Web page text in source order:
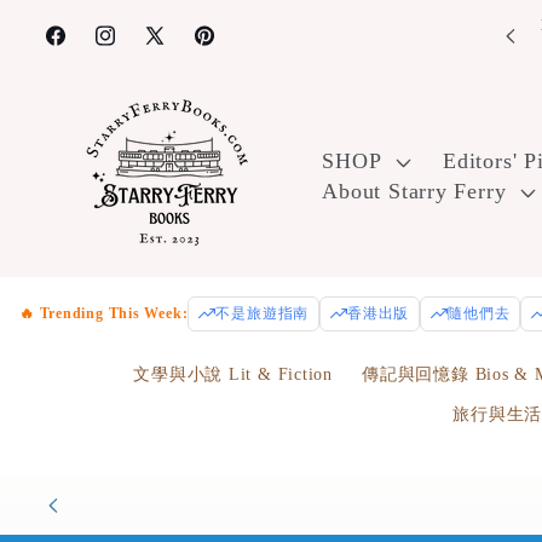
Skip to
content
FacebookInstagram
X
Pinterest
SHOP Editors'
About Starry Ferry
🔥 Trending This Week: 不是旅遊指南 香港出版 隨他們去
文學與小說 Lit & Fiction 傳記與回憶錄 Bios &
旅行與生